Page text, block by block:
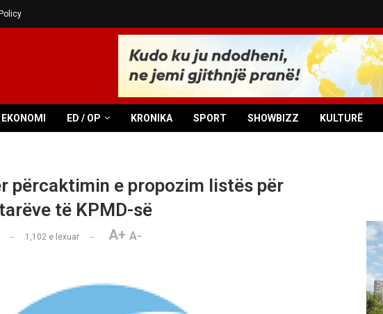
EKONOMI ED / OP KRONIKA SPORT SHOWBIZZ KULTURË
përcaktimin e propozim listës për
të KPMD-së
1,102e lexuar A+ A-